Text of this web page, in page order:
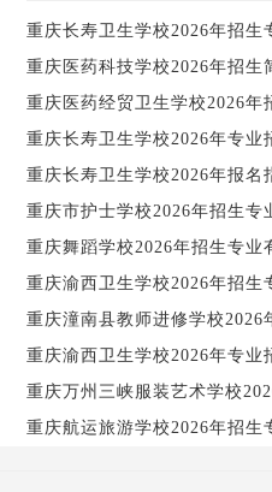
重庆长寿卫生学校2026年招生
重庆医药科技学校2026年招生
重庆医药经贸卫生学校2026年
重庆长寿卫生学校2026年专业
重庆长寿卫生学校2026年报名
重庆市护士学校2026年招生专
重庆舞蹈学校2026年招生专业
重庆渝西卫生学校2026年招生
重庆潼南县教师进修学校2026
重庆渝西卫生学校2026年专业
重庆万州三峡服装艺术学校
重庆航运旅游学校2026年招生